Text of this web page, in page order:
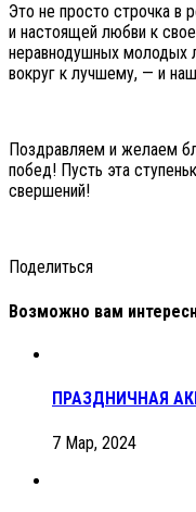
Это не просто строчка в
и настоящей любви к
неравнодушных молодых
вокруг к лучшему, — и
Поздравляем и желаем
побед! Пусть эта
свершений!
Поделиться
Возможно вам
ПРАЗДНИЧНАЯ
7 Мар, 2024